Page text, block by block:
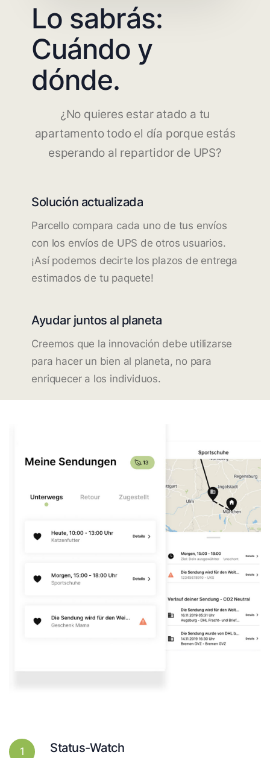
Lo sabrás:
Cuándo y
dónde.
¿No quieres estar atado a tu
apartamento todo el día porque estás
esperando al repartidor de UPS?
Solución actualizada
Parcello compara cada uno de tus envíos
con los envíos de UPS de otros usuarios.
¡Así podemos decirte los plazos de entrega
estimados de tu paquete!
Ayudar juntos al planeta
Creemos que la innovación debe utilizarse
para hacer un bien al planeta, no para
enriquecer a los individuos.
1 Status-Watch